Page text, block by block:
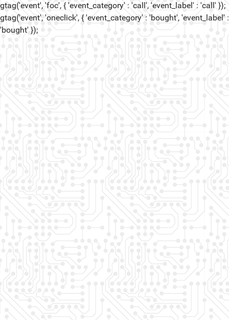
gtag('event', 'foc', { 'event_category' : 'call', 'event_label' : 'call' });
gtag('event', 'oneclick', { 'event_category' : 'bought', 'event_label' :
'bought' });